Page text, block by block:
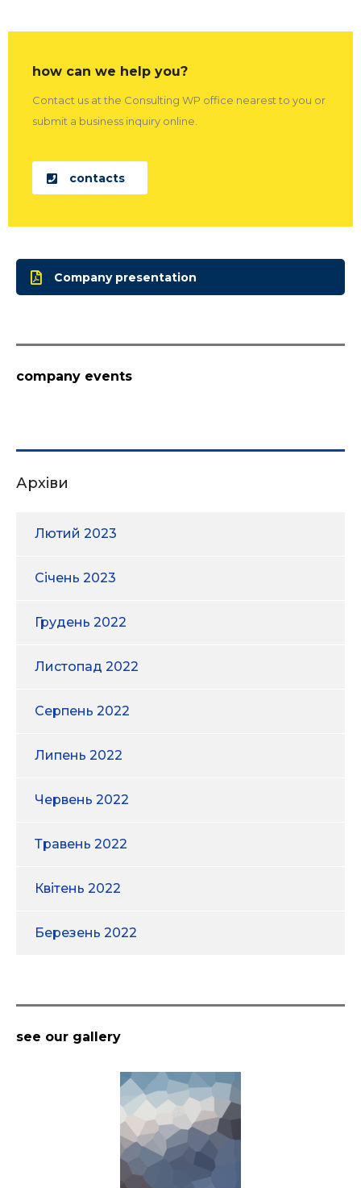
how can we help you?
Contact us at the Consulting WP office nearest to you or
submit a business inquiry online.
contacts
Company presentation
company events
Архіви
Лютий 2023
Січень 2023
Грудень 2022
Листопад 2022
Серпень 2022
Липень 2022
Червень 2022
Травень 2022
Квітень 2022
Березень 2022
see our gallery